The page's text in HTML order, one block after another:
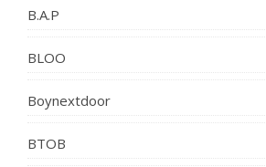
B.A.P
BLOO
Boynextdoor
BTOB